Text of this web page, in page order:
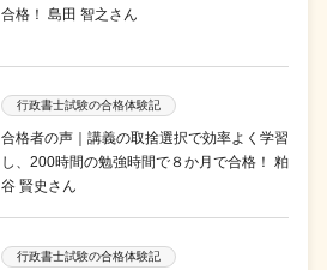
合格！ 島田 智之さん
行政書士試験の合格体験記
合格者の声｜講義の取捨選択で効率よく学習
し、200時間の勉強時間で８か月で合格！ 粕
谷 賢史さん
行政書士試験の合格体験記